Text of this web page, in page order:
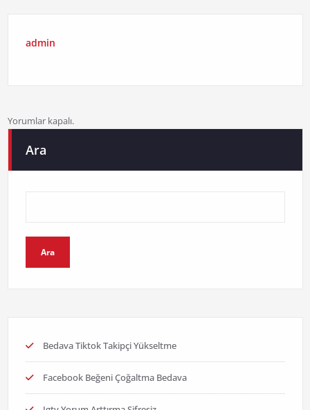
admin
Yorumlar kapalı.
Ara
Ara
Bedava Tiktok Takipçi Yükseltme
Facebook Beğeni Çoğaltma Bedava